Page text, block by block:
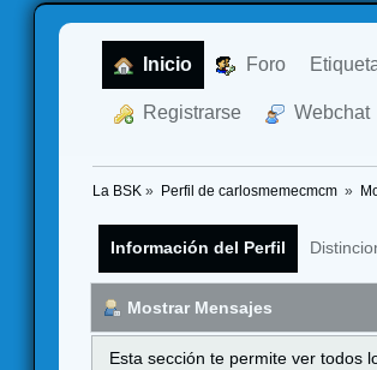
Inicio Foro
Registrarse Webchat
La BSK » Perfil de carlosmemecmcm »
Información del Perfil
Mostrar Mensajes
Esta sección te permite ver todos